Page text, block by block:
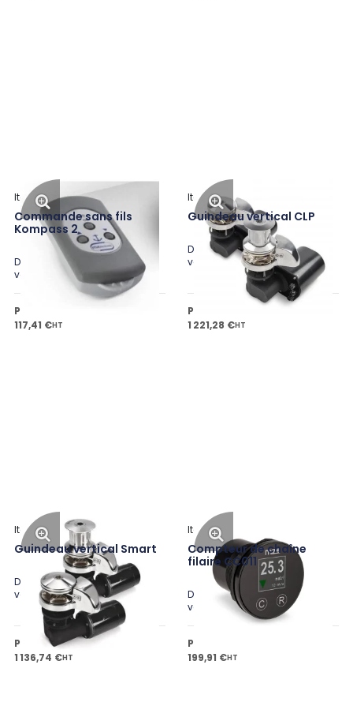
Commande sans fils
Kompass 2
Italwinch
Disponible en plusieurs
variantes
Prix public à partir de
117,41 €HT
Guindeau vertical CLP
Italwinch
Disponible en plusieurs
variantes
Prix public à partir de
1 221,28 €HT
Guindeau vertical Smart
Italwinch
Disponible en plusieurs
variantes
Prix public à partir de
1 136,74 €HT
Compteur de chaîne
filaire CC011
Italwinch
Disponible en plusieurs
variantes
Prix public à partir de
199,91 €HT